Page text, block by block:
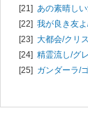
[21] あの素晴し
[22] 我が良き友
[23] 大都会/クリ
[24] 精霊流し/グ
[25] ガンダーラ/